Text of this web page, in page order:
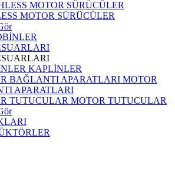
MOTOR SÜRÜCÜLER
KAPLİNLER
MOTOR
APARATLARI
MOTOR TUTUCULAR